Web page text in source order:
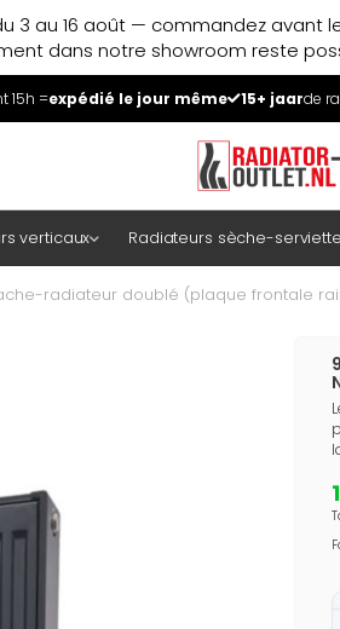
3 au 16 août — commandez avant
dans notre showroom reste
15h =expédié le jour même 15+ jaarde
verticaux Radiateurs sèche-
radiateur doublé (plaque frontale